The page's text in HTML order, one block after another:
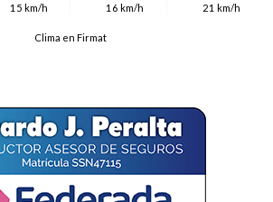
15 km/h
16 km/h
21 km/h
Clima en Firmat